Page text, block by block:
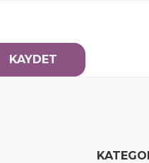
KAYDET